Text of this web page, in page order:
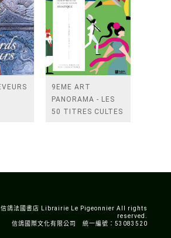
9EME ART
PANORAMA - LES
50 TITRES CULTES
鴿法國書店 Librairie Le Pigeonnier All rights
reserved.
信鴿國際文化有限公司 統一編號：53083520